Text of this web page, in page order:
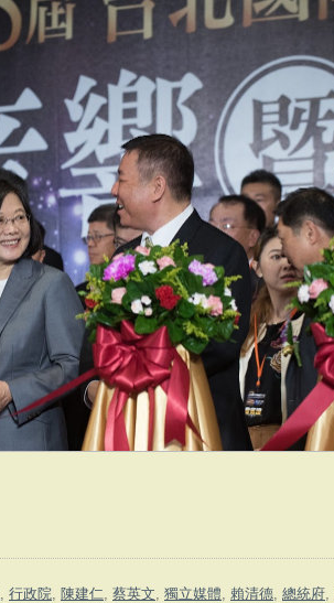
行政院 陳建仁 蔡英文 獨立媒體 賴清德 總統府